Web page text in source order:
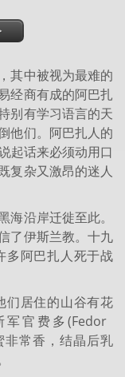
其中被视为最难的
经商有成的阿巴扎
别有学习语言的天
他们。阿巴扎人的
起话来必须动用口
复杂又激昂的迷人
沿岸迁徙至此。
了伊斯兰教。十九
多阿巴扎人死于战
们居住的山谷有花
官费多(Fedor
常香，结晶后乳